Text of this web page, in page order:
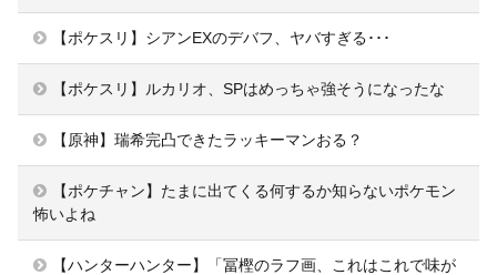
【ポケスリ】シアンEXのデバフ、ヤバすぎる･･･
【ポケスリ】ルカリオ、SPはめっちゃ強そうになったな
【原神】瑞希完凸できたラッキーマンおる？
【ポケチャン】たまに出てくる何するか知らないポケモン
怖いよね
【ハンターハンター】「冨樫のラフ画、これはこれで味が